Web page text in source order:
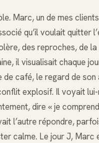
Marc, un de mes
qu’il voulait quitter
des reproches, de la
il visualisait chaque
de café, le regard de son
explosif. Il voyait
dire « je
l’autre répondre,
calme. Le jour J, Marc